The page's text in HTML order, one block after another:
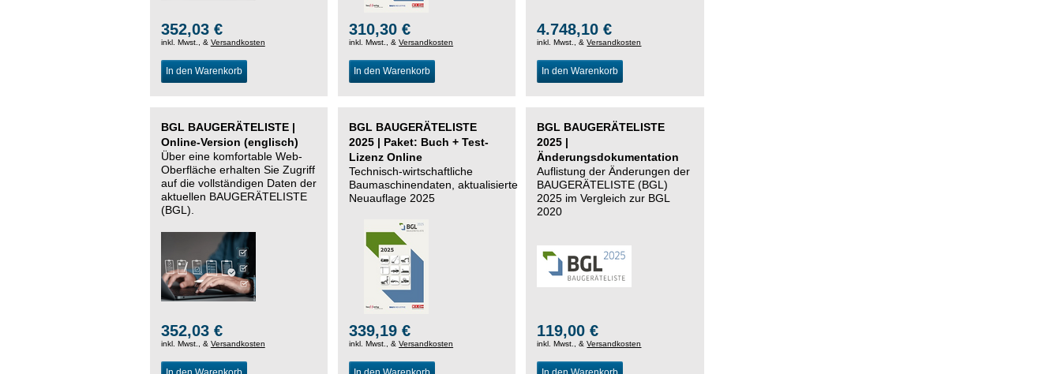
352,03 €
inkl. Mwst., & Versandkosten
In den Warenkorb
310,30 €
inkl. Mwst., &Versandkosten
In den Warenkorb
4.748,10 €
inkl. Mwst., &Versandkosten
In den Warenkorb
BGL BAUGERÄTELISTE |
Online-Version (englisch)
Über eine komfortable Web-
Oberfläche erhalten Sie Zugriff
auf die vollständigen Daten der
aktuellen BAUGERÄTELISTE
(BGL).
352,03 €
inkl. Mwst., & Versandkosten
BGL BAUGERÄTELISTE
2025 | Paket: Buch + Test-
Lizenz Online
Technisch-wirtschaftliche
Baumaschinendaten,aktualisierte
Neuauflage 2025
339,19 €
inkl. Mwst., &Versandkosten
BGL BAUGERÄTELISTE
2025 |
Änderungsdokumentation
Auflistung der Änderungen der
BAUGERÄTELISTE (BGL)
2025 im Vergleich zur BGL
2020
119,00 €
inkl. Mwst., &Versandkosten